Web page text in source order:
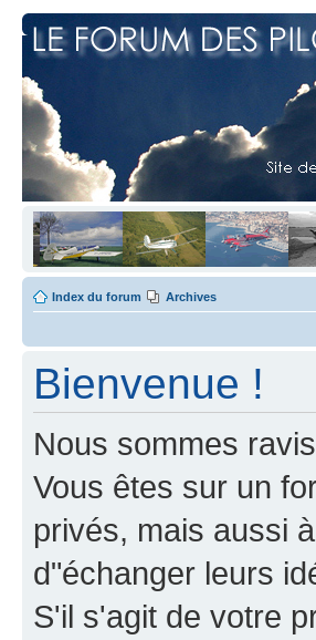
Index du forum Archives
Bienvenue !
Nous sommes
Vous êtes sur un
privés, mais aussi
d"échanger leurs
S'il s'agit de votre